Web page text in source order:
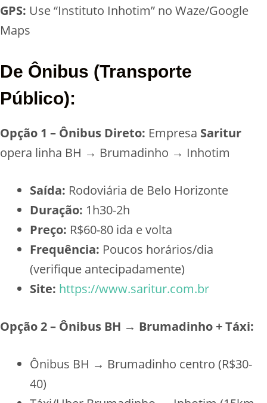
GPS: Use “Instituto Inhotim” no Waze/Google
Maps
De Ônibus (Transporte
Público):
Opção 1 – Ônibus Direto: Empresa Saritur
opera linha BH → Brumadinho → Inhotim
Saída: Rodoviária de Belo Horizonte
Duração: 1h30-2h
Preço: R$60-80 ida e volta
Frequência: Poucos horários/dia
(verifique antecipadamente)
Site: https://www.saritur.com.br
Opção 2 – Ônibus BH → Brumadinho + Táxi:
Ônibus BH → Brumadinho centro (R$30-
40)